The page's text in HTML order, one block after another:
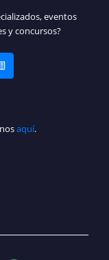
eventos
y concursos?
aquí.